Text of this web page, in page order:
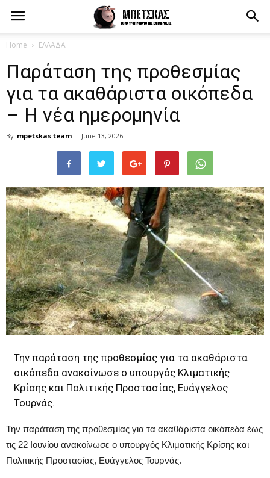
Home ΕΛΛΑΔΑ
Παράταση της προθεσμίας
για τα ακαθάριστα οικόπεδα
– Η νέα ημερομηνία
By mpetskas team - June 13, 2026
Την παράταση της προθεσμίας για τα ακαθάριστα
οικόπεδα ανακοίνωσε ο υπουργός Κλιματικής
Κρίσης και Πολιτικής Προστασίας, Ευάγγελος
Τουρνάς.
Την παράταση της προθεσμίας για τα ακαθάριστα οικόπεδα έως
τις 22 Ιουνίου ανακοίνωσε ο υπουργός Κλιματικής Κρίσης και
Πολιτικής Προστασίας, Ευάγγελος Τουρνάς.